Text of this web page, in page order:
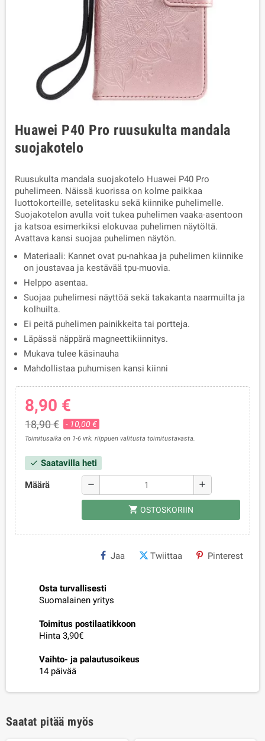
Huawei P40 Pro ruusukulta mandala
suojakotelo
Ruusukulta mandala suojakotelo Huawei P40 Pro
puhelimeen. Näissä kuorissa on kolme paikkaa
luottokorteille, setelitasku sekä kiinnike puhelimelle.
Suojakotelon avulla voit tukea puhelimen vaaka-asentoon
ja katsoa esimerkiksi elokuvaa puhelimen näytöltä.
Avattava kansi suojaa puhelimen näytön.
Materiaali: Kannet ovat pu-nahkaa ja puhelimen kiinnike
on joustavaa ja kestävää tpu-muovia.
Helppo asentaa.
Suojaa puhelimesi näyttöä sekä takakanta naarmuilta ja
kolhuilta.
Ei peitä puhelimen painikkeita tai portteja.
Läpässä näppärä magneettikiinnitys.
Mukava tulee käsinauha
Mahdollistaa puhumisen kansi kiinni
8,90 €
18,90 € - 10,00 €
Toimitusaika on 1-6 vrk. riippuen valitusta toimitustavasta.
check Saatavilla heti
Määrä remove add
shopping_cart OSTOSKORIIN
Jaa Twiittaa Pinterest
Osta turvallisesti
Suomalainen yritys
Toimitus postilaatikkoon
Hinta 3,90€
Vaihto- ja palautusoikeus
14 päivää
Saatat pitää myös